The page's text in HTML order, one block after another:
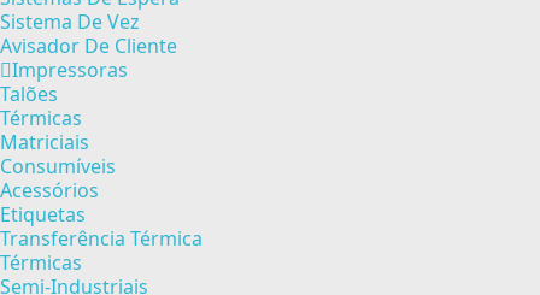
Sistema De Vez
Avisador De Cliente
Impressoras
Talões
Térmicas
Matriciais
Consumíveis
Acessórios
Etiquetas
Transferência Térmica
Térmicas
Semi-Industriais